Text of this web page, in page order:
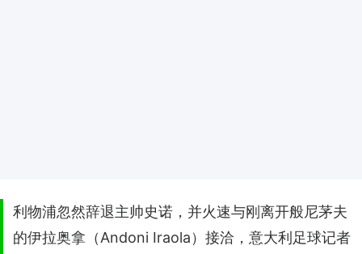
利物浦忽然辞退主帅史诺，并火速与刚离开般尼茅夫
的伊拉奥拿（Andoni Iraola）接洽，意大利足球记者